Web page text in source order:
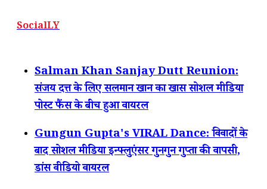
SocialLY
Salman Khan Sanjay Dutt Reunion:
संजय दत्त के लिए सलमान खान का खास सोशल मीडिया
पोस्ट फैंस के बीच हुआ वायरल
Gungun Gupta's VIRAL Dance: विवादों के
बाद सोशल मीडिया इन्फ्लुएंसर गुनगुन गुप्ता की वापसी,
डांस वीडियो वायरल